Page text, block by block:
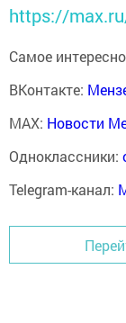
https://
Самое
ВКонтакте:
MAX: Новости
Одноклассники:
Telegram-канал: